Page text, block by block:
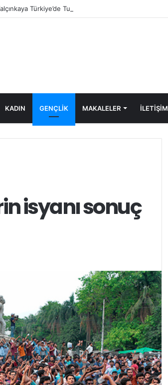
Türkiye’de Tutuklandı
KADIN GENÇLİK MAKALELER ILETIŞIM
isyanı sonuç